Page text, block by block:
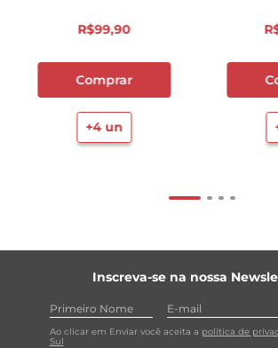
R$99,90
Comprar
+4un
Inscreva-se na nossa
Ao clicar em Enviar você aceita a política de
Sul